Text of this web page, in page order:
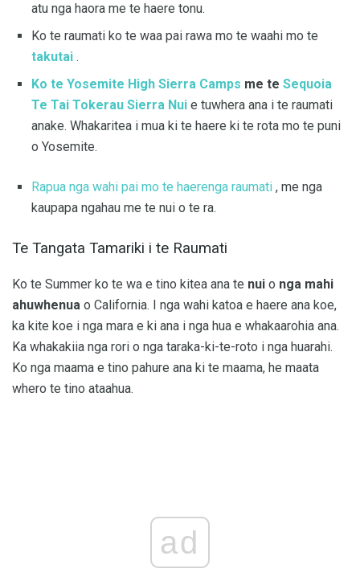
atu nga haora me te haere tonu.
Ko te raumati ko te waa pai rawa mo te waahi mo te
takutai .
Ko te Yosemite High Sierra Camps me te Sequoia
Te Tai Tokerau Sierra Nui e tuwhera ana i te raumati
anake. Whakaritea i mua ki te haere ki te rota mo te puni
o Yosemite.
Rapua nga wahi pai mo te haerenga raumati , me nga
kaupapa ngahau me te nui o te ra.
Te Tangata Tamariki i te Raumati
Ko te Summer ko te wa e tino kitea ana te nui o nga mahi
ahuwhenua o California. I nga wahi katoa e haere ana koe,
ka kite koe i nga mara e ki ana i nga hua e whakaarohia ana.
Ka whakakiia nga rori o nga taraka-ki-te-roto i nga huarahi.
Ko nga maama e tino pahure ana ki te maama, he maata
whero te tino ataahua.
ad